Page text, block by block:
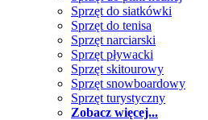
Sprzęt do siatkówki
Sprzęt do tenisa
Sprzęt narciarski
Sprzęt pływacki
Sprzęt skitourowy
Sprzęt snowboardowy
Sprzęt turystyczny
Zobacz więcej...